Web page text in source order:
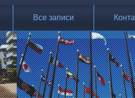
Все записи